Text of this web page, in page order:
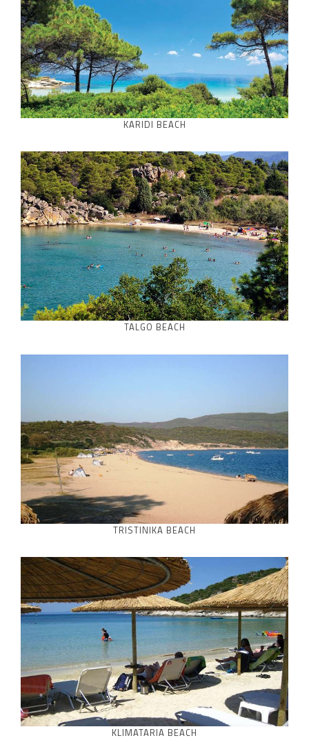
KARIDI BEACH
TALGO BEACH
TRISTINIKA BEACH
KLIMATARIA BEACH